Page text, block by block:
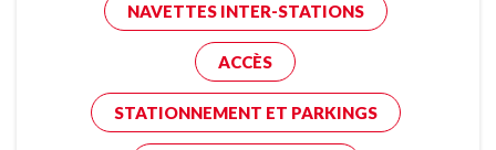
NAVETTES INTER-STATIONS
ACCÈS
STATIONNEMENT ET PARKINGS